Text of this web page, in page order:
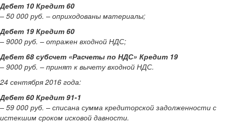
Дебет 10 Кредит 60
– 50 000 руб. – оприходованы материалы;
Дебет 19 Кредит 60
– 9000 руб. – отражен входной НДС;
Дебет 68 субсчет «Расчеты по НДС» Кредит 19
– 9000 руб. – принят к вычету входной НДС.
24 сентября 2016 года:
Дебет 60 Кредит 91-1
– 59 000 руб. – списана сумма кредиторской задолженности с
истекшим сроком исковой давности.